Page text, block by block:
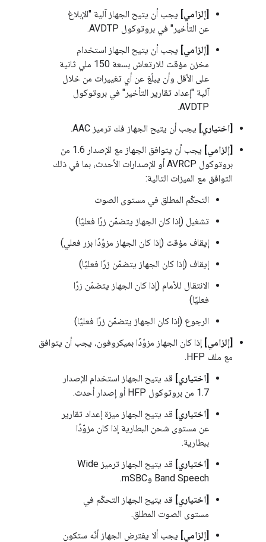
[إلزامي] يجب أن يتيح الجهاز آلية "الإبلاغ
عن التأخير" في بروتوكول AVDTP.
[إلزامي] يجب أن يتيح الجهاز استخدام
مخزن مؤقت للارتعاش بسعة 150 ملي ثانية
على الأقل وأن يبلّغ عن أي تغييرات من خلال
آلية "إعداد تقارير التأخير" في بروتوكول
AVDTP.
[اختياري] يجب أن يتيح الجهاز فك ترميز AAC.
[إلزامي]
يجب أن يتوافق الجهاز مع الإصدار 1.6 من
بروتوكول AVRCP أو الإصدارات الأحدث، بما في ذلك
التوافق مع الميزات التالية:
التحكّم المطلق في مستوى الصوت
تشغيل (إذا كان الجهاز يتضمّن زرًا فعليًا)
إيقاف مؤقت (إذا كان الجهاز مزوّدًا بزر فعلي)
إيقاف (إذا كان الجهاز يتضمّن زرًا فعليًا)
الانتقال للأمام (إذا كان الجهاز يتضمّن زرًا
فعليًا)
الرجوع (إذا كان الجهاز يتضمّن زرًا فعليًا)
[إلزامي] إذا كان الجهاز مزوّدًا بميكروفون، يجب أن يتوافق
مع ملف HFP.
[اختياري] قد يتيح الجهاز استخدام الإصدار
1.7 من بروتوكول HFP أو إصدار أحدث.
[اختياري] قد يتيح الجهاز ميزة إعداد تقارير
عن مستوى شحن البطارية إذا كان مزوّدًا
ببطارية.
[اختياري]
قد يتيح الجهاز ترميز Wide
Band Speech وmSBC.
[اختياري] قد يتيح الجهاز التحكّم في
مستوى الصوت المطلق.
[إلزامي] يجب ألا يفترض الجهاز أنّه ستكون